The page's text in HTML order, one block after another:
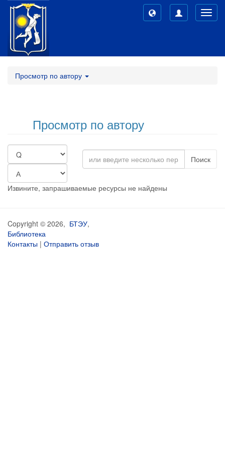
Просмотр по автору
Просмотр по автору
Поиск
Извините, запрашиваемые ресурсы не найдены
Copyright © 2026, БТЭУ,
Библиотека
Контакты | Отправить отзыв